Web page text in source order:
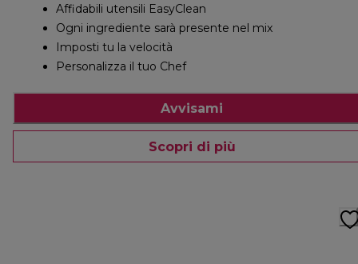
Affidabili utensili EasyClean
Ogni ingrediente sarà presente nel mix
Imposti tu la velocità
Personalizza il tuo Chef
Avvisami
Scopri di più